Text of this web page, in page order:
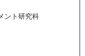
ント研究科